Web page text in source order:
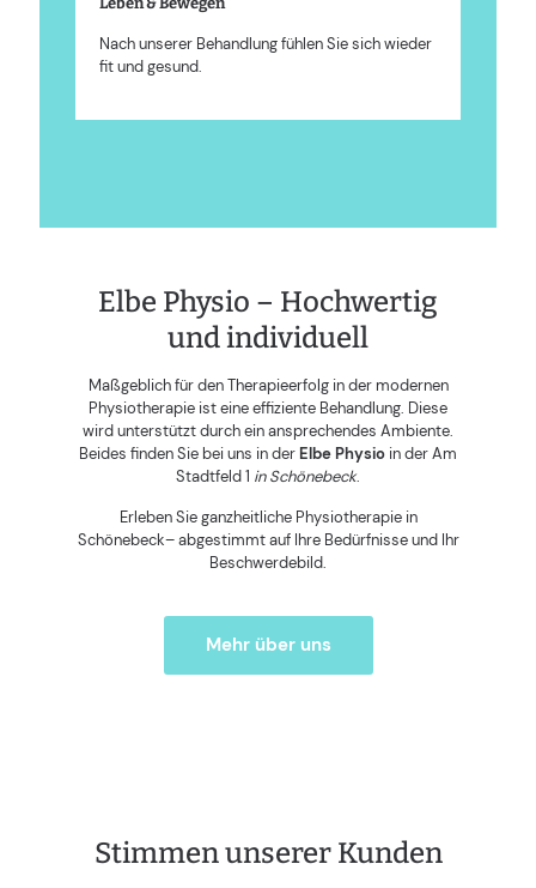
Nach unserer Behandlung fühlen Sie sich wieder
fit und gesund.
Elbe Physio – Hochwertig
und individuell
Maßgeblich für den Therapieerfolg in der modernen
Physiotherapie ist eine effiziente Behandlung. Diese
wird unterstützt durch ein ansprechendes Ambiente.
Beides finden Sie bei uns in der Elbe Physio in der Am
Stadtfeld 1 in Schönebeck.
Erleben Sie ganzheitliche Physiotherapie in
Schönebeck– abgestimmt auf Ihre Bedürfnisse und Ihr
Beschwerdebild.
Mehr über uns
Stimmen unserer Kunden